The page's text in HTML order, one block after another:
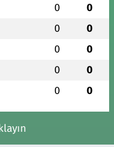
0 0
0 0
0 0
0 0
0 0